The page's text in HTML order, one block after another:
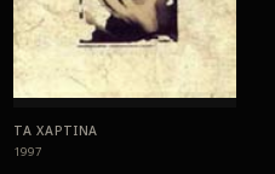
ΤΑ ΧΑΡΤΙΝΑ
1997